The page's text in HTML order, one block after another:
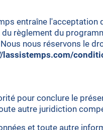
entraîne l'acceptation
règlement du
nous réservons le
lassistemps.com/
pour conclure le
autre juridiction
et toute autre